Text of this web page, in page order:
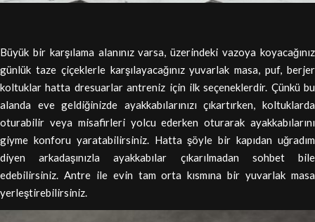
Büyük bir karşılama alanınız varsa, üzerindeki vazoya koyacağınız
günlük taze çiçeklerle karşılayacağınız yuvarlak masa, puf, berjer
koltuklar hatta dresuarlar antreniz için ilk seçeneklerdir. Çünkü bu
alanda eve geldiğinizde ayakkabılarınızı çıkartırken, koltuklarda
oturabilir veya misafirleri yolcu ederken oturarak ayakkabılarını
giyme konforu yaratabilirsiniz. Hatta şöyle bir kapıdan uğradım
diyen arkadaşınızla ayakkabılar çıkarılmadan sohbet bile
edebilirsiniz. Antre ile evin tam orta kısmına bir yuvarlak masa
yerleştirebilirsiniz.